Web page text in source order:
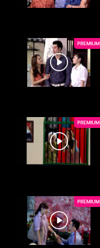
PREMIUM
PREMIUM
PREMIUM